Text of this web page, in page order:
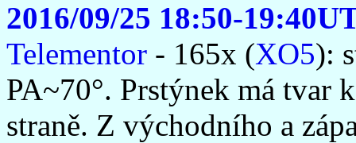
2016/09/25 18:50-
Telementor - 165x (XO5):
PA~70°. Prstýnek má tvar
straně. Z východního a